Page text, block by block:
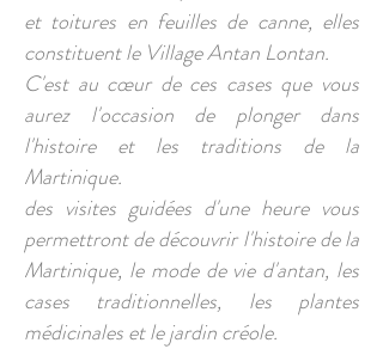
et toitures en feuilles de canne, elles
constituent le Village Antan Lontan.
C'est au cœur de ces cases que vous
aurez l'occasion de plonger dans
l'histoire et les traditions de la
Martinique.
des visites guidées d'une heure vous
permettront de découvrir l'histoire de la
Martinique, le mode de vie d'antan, les
cases traditionnelles, les plantes
médicinales et le jardin créole.